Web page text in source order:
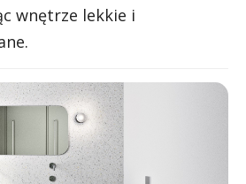
wnętrze lekkie i